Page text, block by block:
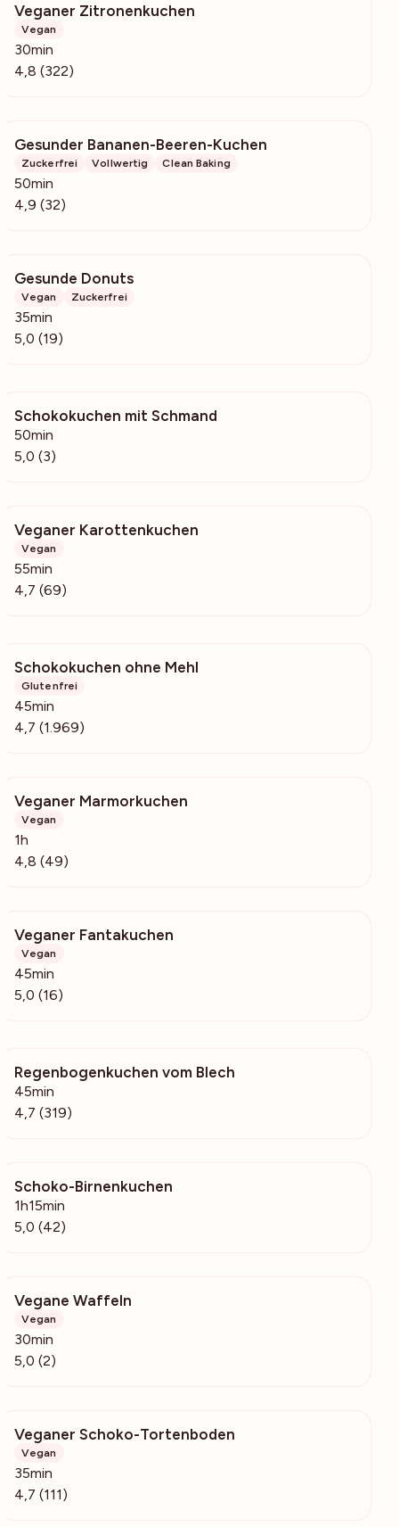
Veganer Zitronenkuchen
Vegan
30min
4,8 (322)
Gesunder Bananen-Beeren-Kuchen
Zuckerfrei Vollwertig Clean Baking
50min
4,9 (32)
Gesunde Donuts
Vegan Zuckerfrei
35min
5,0 (19)
Schokokuchen mit Schmand
50min
5,0 (3)
Veganer Karottenkuchen
Vegan
55min
4,7 (69)
Schokokuchen ohne Mehl
Glutenfrei
45min
4,7 (1.969)
Veganer Marmorkuchen
Vegan
1h
4,8 (49)
Veganer Fantakuchen
Vegan
45min
5,0 (16)
Regenbogenkuchen vom Blech
45min
4,7 (319)
Schoko-Birnenkuchen
1h15min
5,0 (42)
Vegane Waffeln
Vegan
30min
5,0 (2)
Veganer Schoko-Tortenboden
Vegan
35min
4,7 (111)